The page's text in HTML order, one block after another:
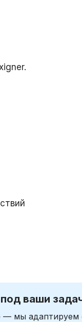
ваши
мы